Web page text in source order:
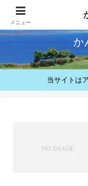
快適と
か
当サイトは
メニュー